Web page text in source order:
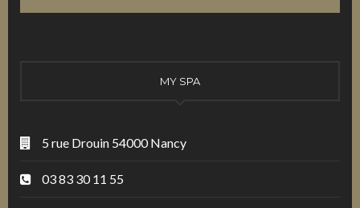
MY SPA
5 rue Drouin 54000 Nancy
03 83 30 11 55